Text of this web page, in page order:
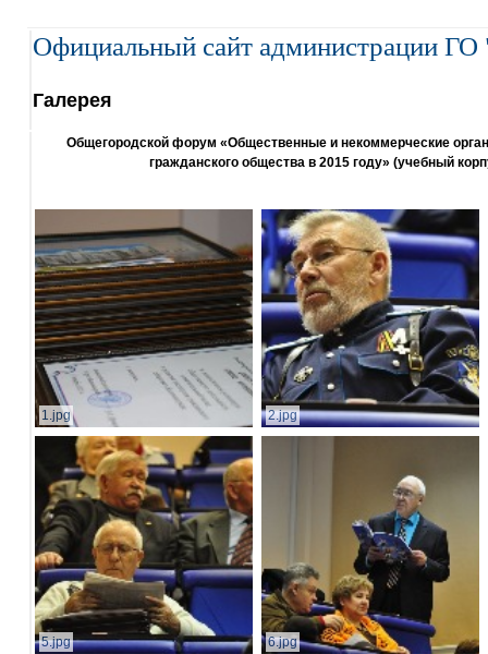
Официальный сайт администрации ГО
Галерея
Общегородской форум «Общественные и некоммерческие
гражданского общества в 2015 году» (учебный
1.jpg 2.jpg
5.jpg 6.jpg